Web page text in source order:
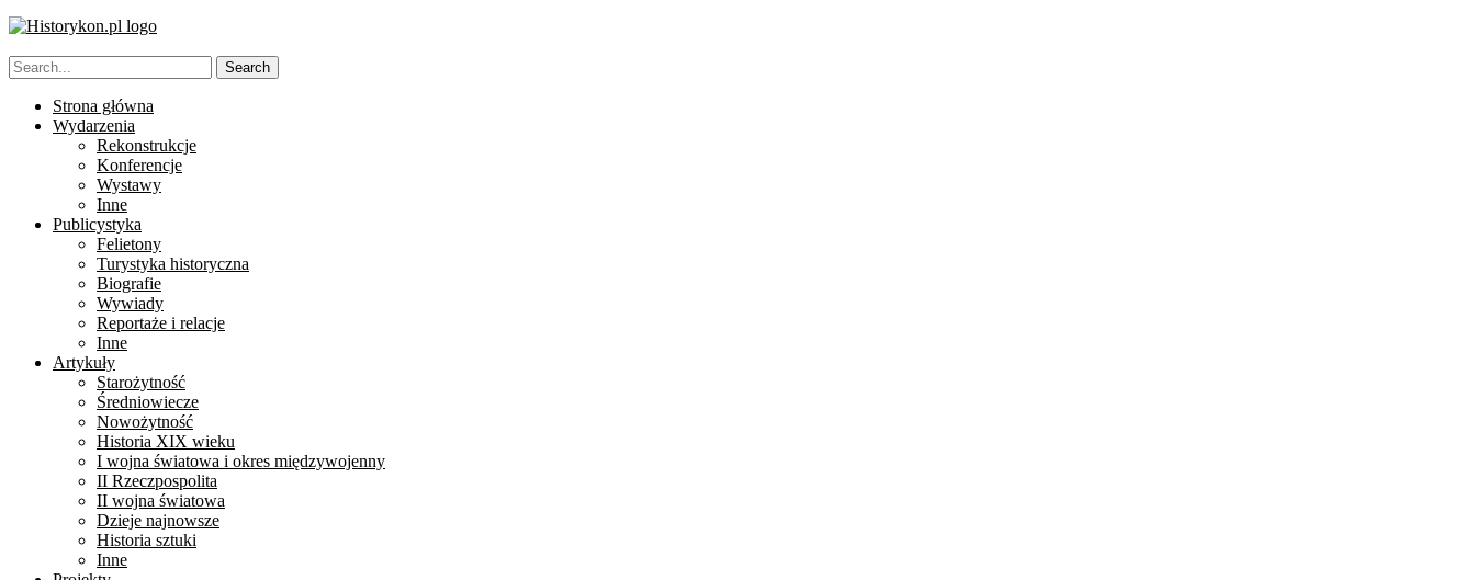
Strona główna
Wydarzenia
Rekonstrukcje
Konferencje
Wystawy
Inne
Publicystyka
Felietony
Turystyka historyczna
Biografie
Wywiady
Reportaże i relacje
Inne
Artykuły
Starożytność
Średniowiecze
Nowożytność
Historia XIX wieku
I wojna światowa i okres międzywojenny
II Rzeczpospolita
II wojna światowa
Dzieje najnowsze
Historia sztuki
Inne